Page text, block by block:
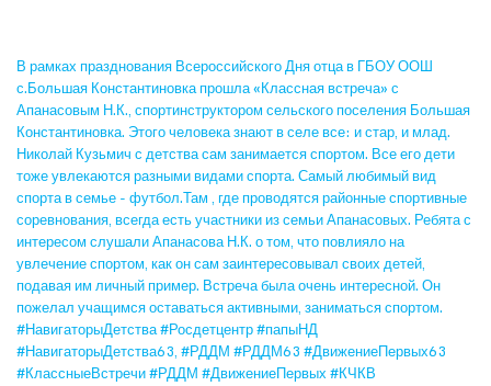
В рамках празднования Всероссийского Дня отца в ГБОУ ООШ
с.Большая Константиновка прошла «Классная встреча» с
Апанасовым Н.К., спортинструктором сельского поселения Большая
Константиновка. Этого человека знают в селе все: и стар, и млад.
Николай Кузьмич с детства сам занимается спортом. Все его дети
тоже увлекаются разными видами спорта. Самый любимый вид
спорта в семье - футбол.Там , где проводятся районные спортивные
соревнования, всегда есть участники из семьи Апанасовых. Ребята с
интересом слушали Апанасова Н.К. о том, что повлияло на
увлечение спортом, как он сам заинтересовывал своих детей,
подавая им личный пример. Встреча была очень интересной. Он
пожелал учащимся оставаться активными, заниматься спортом.
#НавигаторыДетства #Росдетцентр #папыНД
#НавигаторыДетства63, #РДДМ #РДДМ63 #ДвижениеПервых63
#КлассныеВстречи #РДДМ #ДвижениеПервых #КЧКВ